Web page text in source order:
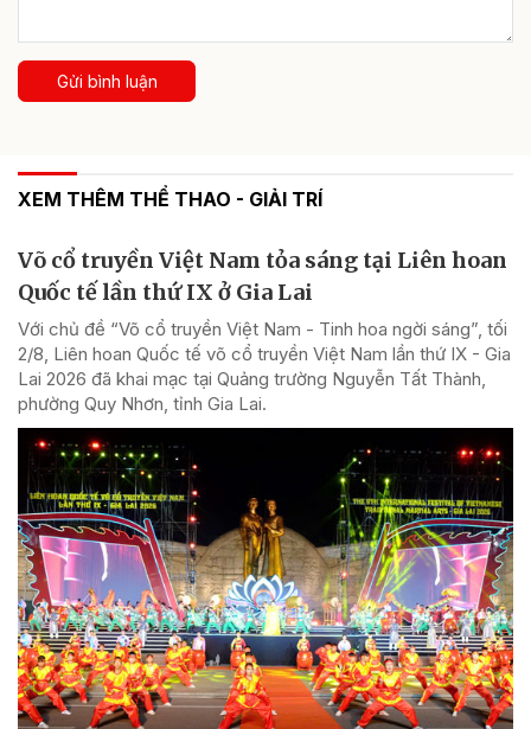
Gửi bình luận
XEM THÊM THỂ THAO - GIẢI TRÍ
Võ cổ truyền Việt Nam tỏa sáng tại Liên hoan
Quốc tế lần thứ IX ở Gia Lai
Với chủ đề “Võ cổ truyền Việt Nam - Tinh hoa ngời sáng”, tối
2/8, Liên hoan Quốc tế võ cổ truyền Việt Nam lần thứ IX - Gia
Lai 2026 đã khai mạc tại Quảng trường Nguyễn Tất Thành,
phường Quy Nhơn, tỉnh Gia Lai.